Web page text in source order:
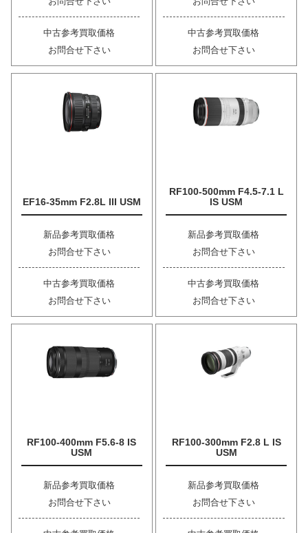
中古参考買取価格
お問合せ下さい
中古参考買取価格
お問合せ下さい
EF16-35mm F2.8L III USM
新品参考買取価格
お問合せ下さい
中古参考買取価格
お問合せ下さい
RF100-500mm F4.5-7.1 L
IS USM
新品参考買取価格
お問合せ下さい
中古参考買取価格
お問合せ下さい
RF100-400mm F5.6-8 IS
USM
新品参考買取価格
お問合せ下さい
RF100-300mm F2.8 L IS
USM
新品参考買取価格
お問合せ下さい